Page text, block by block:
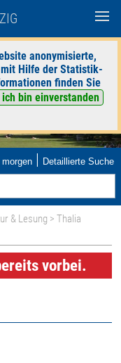
anonymisierte,
Hilfe der Statistik-
finden Sie
ich bin einverstanden
morgen | Detaillierte Suche
& Lesung >Thalia
vorbei.